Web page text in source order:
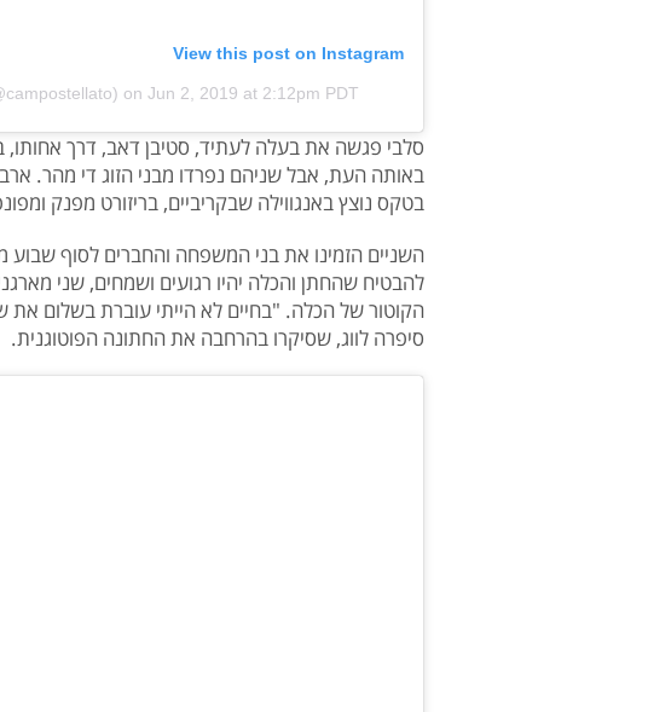
View this post on Instagram
on Jun 2, 2019 at 2:12pm PDT
סלבי פגשה את בעלה לעתיד, סטיבן דאב, דרך אחותו,
באותה העת, אבל שניהם נפרדו מבני הזוג די מהר.
בטקס נוצץ באנגווילה שבקריביים, בריזורט מפנק
השניים הזמינו את בני המשפחה והחברים לסוף שבוע
להבטיח שהחתן והכלה יהיו רגועים ושמחים, שני
הקוטור של הכלה. "בחיים לא הייתי עוברת בשלום
סיפרה לווג, שסיקרו בהרחבה את החתונה הפוטוגנית.